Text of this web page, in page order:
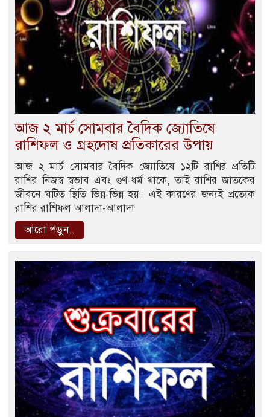
আজ ২ মার্চ সোমবার বৈদিক জ্যোতিষে
রাশিফল ও গ্রহদোষ প্রতিকারের উপায়
আজ ২ মার্চ সোমবার বৈদিক জ্যোতিষে ১২টি রাশির প্রতিটি
রাশির নিজস্ব স্বভাব এবং গুণ-ধর্ম থাকে, তাই রাশির জাতকের
জীবনে ঘটিত স্থিতি ভিন্ন-ভিন্ন হয়। এই কারণের জন্যই প্রত্যেক
রাশির রাশিফল আলাদা-আলাদা
আরো পড়ুন..